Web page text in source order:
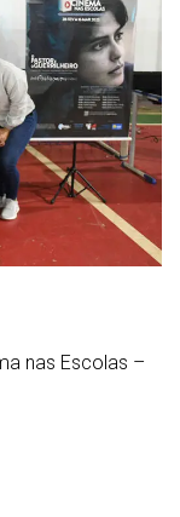
nas Escolas –